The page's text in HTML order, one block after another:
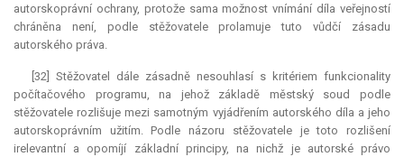
autorskoprávní ochrany, protože sama možnost vnímání díla veřejností
chráněna není, podle stěžovatele prolamuje tuto vůdčí zásadu
autorského práva.
[32] Stěžovatel dále zásadně nesouhlasí s kritériem funkcionality
počítačového programu, na jehož základě městský soud podle
stěžovatele rozlišuje mezi samotným vyjádřením autorského díla a jeho
autorskoprávním užitím. Podle názoru stěžovatele je toto rozlišení
irelevantní a opomíjí základní principy, na nichž je autorské právo